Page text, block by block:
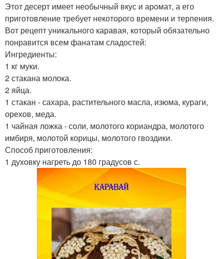
Этот десерт имеет необычный вкус и аромат, а его
приготовление требует некоторого времени и терпения.
Вот рецепт уникального каравая, который обязательно
понравится всем фанатам сладостей:
Ингредиенты:
1 кг муки.
2 стакана молока.
2 яйца.
1 стакан - сахара, растительного масла, изюма, кураги,
орехов, меда.
1 чайная ложка - соли, молотого кориандра, молотого
имбиря, молотой корицы, молотого гвоздики.
Способ приготовления:
1 духовку нагреть до 180 градусов с.